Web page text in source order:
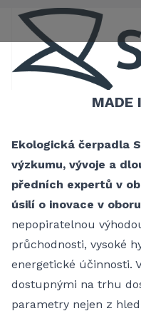
MADE
Ekologická čerpadla
výzkumu, vývoje a
předních expertů v
úsilí o inovace v
nepopiratelnou
průchodnosti, vysoké
energetické účinnosti.
dostupnými na trhu
parametry nejen z